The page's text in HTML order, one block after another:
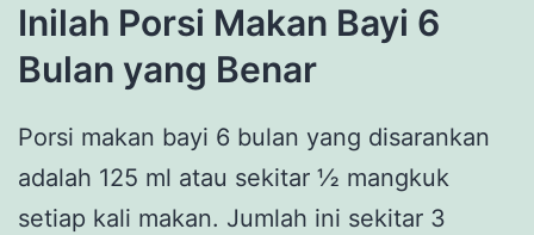
Inilah Porsi Makan Bayi 6
Bulan yang Benar
Porsi makan bayi 6 bulan yang disarankan
adalah 125 ml atau sekitar ½ mangkuk
setiap kali makan. Jumlah ini sekitar 3